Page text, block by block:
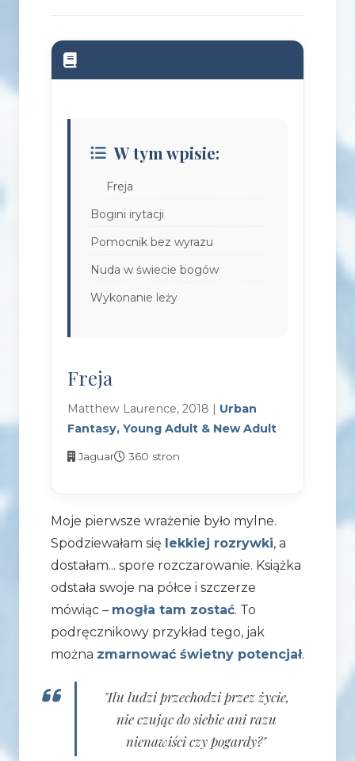
W tym wpisie:
Freja
Bogini irytacji
Pomocnik bez wyrazu
Nuda w świecie bogów
Wykonanie leży
Freja
Matthew Laurence, 2018 | Urban
Fantasy, Young Adult & New Adult
Jaguar 360 stron
Moje pierwsze wrażenie było mylne.
Spodziewałam się lekkiej rozrywki, a
dostałam... spore rozczarowanie. Książka
odstała swoje na półce i szczerze
mówiąc – mogła tam zostać. To
podręcznikowy przykład tego, jak
można zmarnować świetny potencjał.
"Ilu ludzi przechodzi przez życie,
nie czując do siebie ani razu
nienawiści czy pogardy?"